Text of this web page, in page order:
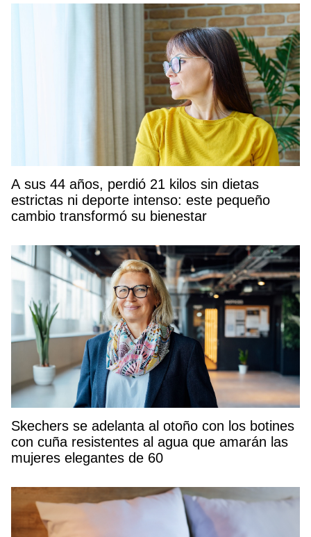
A sus 44 años, perdió 21 kilos sin dietas
estrictas ni deporte intenso: este pequeño
cambio transformó su bienestar
Skechers se adelanta al otoño con los botines
con cuña resistentes al agua que amarán las
mujeres elegantes de 60